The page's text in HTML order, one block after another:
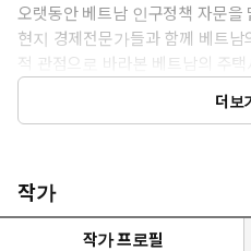
오랫동안 베트남 인구정책 자문을
현지 경제전문가들과 함께 베트
적 관점으로 바라본 베트남의 주
가가 설명하는 베트남 정부의 정
들은 일반적인 투자안내서에서
더보
작가
작가 프로필